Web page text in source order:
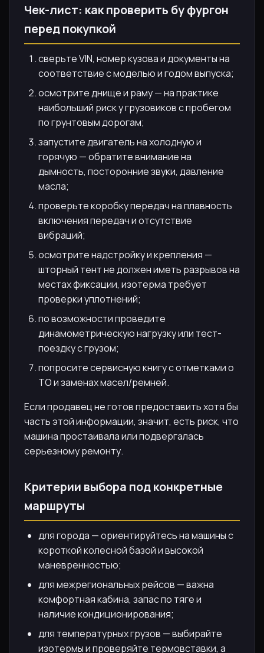
Чек-лист: как проверить бу фургон
перед покупкой
сверьте VIN, номер кузова и документы на
соответствие с моделью и годом выпуска;
осмотрите днище и раму — на практике
наибольший риск у грузовиков с пробегом
по грунтовым дорогам;
запустите двигатель на холодную и
горячую — обратите внимание на
дымность, посторонние звуки, давление
масла;
проверьте коробку передач на плавность
включения передач и отсутствие
вибраций;
осмотрите надстройку и крепления —
шторный тент не должен иметь разрывов на
местах фиксации, изотерма требует
проверки уплотнений;
по возможности проведите
динамометрическую нагрузку или тест-
поездку с грузом;
попросите сервисную книгу с отметками о
ТО и заменах масел/ремней.
Если продавец не готов предоставить хотя бы
часть этой информации, значит, есть риск, что
машина простаивала или подвергалась
серьезному ремонту.
Критерии выбора под конкретные
маршруты
для города — ориентируйтесь на машины с
короткой колесной базой и высокой
маневренностью;
для межрегиональных рейсов — важна
комфортная кабина, запас по тяге и
наличие кондиционирования;
для температурных грузов — выбирайте
изотермы и проверяйте термовставки, а